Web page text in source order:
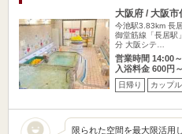
大阪府 / 大阪市
今池駅3.83km 長
御堂筋線「長居駅
分 大阪シテ…
営業時間 14:00
入浴料金 600円～
日帰り カップル
限られた空間を最大限活用